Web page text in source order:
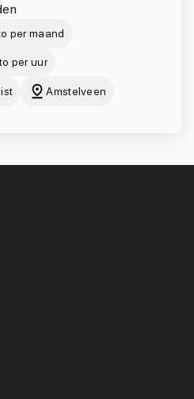
per maand
per uur
Amstelveen